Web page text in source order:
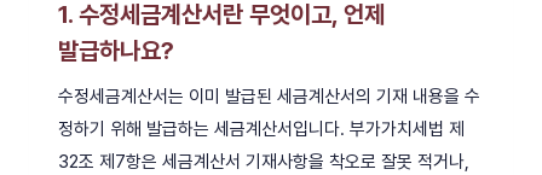
1. 수정세금계산서란 무엇이고, 언제
발급하나요?
수정세금계산서는 이미 발급된 세금계산서의 기재 내용을 수
정하기 위해 발급하는 세금계산서입니다. 부가가치세법 제
32조 제7항은 세금계산서 기재사항을 착오로 잘못 적거나,